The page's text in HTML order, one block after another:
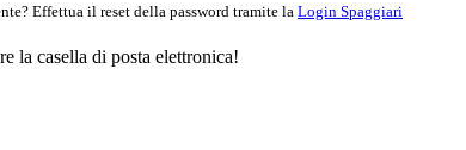
Effettua il reset della password tramite la Login Spaggiari
la casella di posta elettronica!